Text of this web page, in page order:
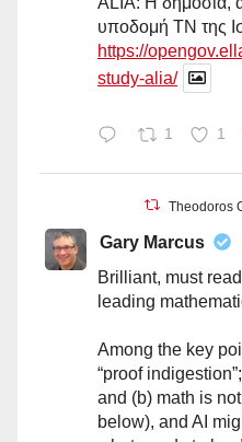
υποδομή ΤΝ της
https://
study-alia/
1 1
Theodoros
Gary Marcus
Brilliant, must
leading
Among the key
“proof
and (b) math is
below), and AI